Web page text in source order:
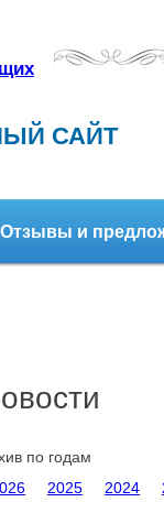
САЙТ
Отзывы и
по годам
2025 2024